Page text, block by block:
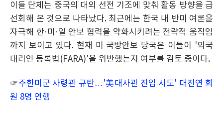
이들 단체는 중국의 대외 선전 기조에 맞춰 활동 방향을 급
선회해 온 것으로 나타났다. 최근에는 한국 내 반미 여론을
자극해 한·미·일 안보 협력을 약화시키려는 전략적 움직임
까지 보이고 있다. 현재 미 국방안보 당국은 이들이 '외국
대리인 등록법(FARA)'을 위반했는지 여부를 검토 중이다.
☞주한미군 사령관 규탄…'美대사관 진입 시도' 대진연 회
원 8명 연행